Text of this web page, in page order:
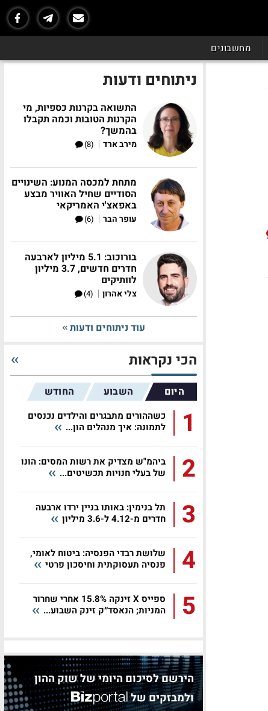
מחשבונים
ניתוחים ודעות
התשואה בקרנות כספיות, מי
הקרנות הטובות וכמה תקבלו
בהמשך?
מירב ארד |
(8)
מתחת למכסה המנוע: השינויים
הסודיים שחיל האוויר מבצע
באפאצ'י האמריקאי
עופר הבר |
(6)
בורוכוב: 5.1 מיליון לארבעה
חדרים חדשים, 3.7 מיליון
לוותיקים
צלי אהרון |
(4)
עוד ניתוחים ודעות
הכי נקראות
היום השבוע החודש
1
כשההורים מתבגרים והילדים נכנסים
לתמונה: איך מנהלים הון...
2
ביהמ"ש מצדיק את רשות המסים: הונו
של בעלי חנויות תכשיטים...
3
תל בנימין: באותו בניין ירדו ארבעה
חדרים מ-4.12 ל-3.6 מיליון
4
שלושת רבדי הפנסיה: ביטוח לאומי,
פנסיה תעסוקתית וחיסכון פרטי
5
ספייס X זינקה 15.8% אחרי שחרור
המניות; הנאסד״ק זינק השבוע...
הירשם לסיכום היומי של שוק ההון
ולמבזקים של